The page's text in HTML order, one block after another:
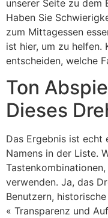
unserer Seite zu dem
Haben Sie
zum Mittagessen
ist hier, um zu helfen.
entscheiden, welche
Ton
Dieses
Das Ergebnis ist echt
Namens in der Liste.
verwenden. Ja, das
Benutzern,
« Transparenz und